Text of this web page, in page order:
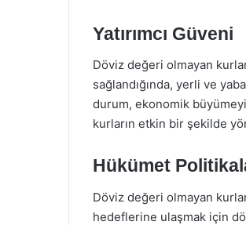
Yatırımcı Güveni
Döviz değeri olmayan
sağlandığında, yerli ve
durum, ekonomik
kurların etkin bir şekilde
Hükümet
Döviz değeri olmayan
hedeflerine ulaşmak için